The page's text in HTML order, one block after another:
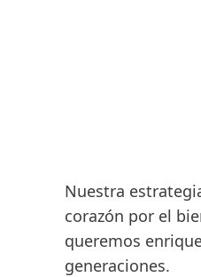
Nuestra
corazón por el
queremos
generaciones.